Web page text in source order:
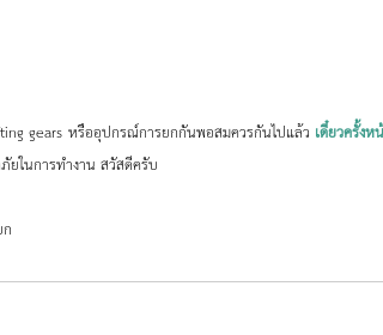
gears หรืออุปกรณ์การยกกันพอสมควรกันไปแล้ว
เดี๋ยวครั้งห
ในการทำงาน สวัสดีครับ